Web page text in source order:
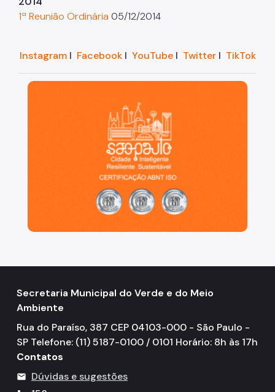
Áreas Contaminadas
Produtos Perigosos
TCA - Termo de Compromisso Ambiental
Fiscalização Ambiental
Defesa e Valorização Ambiental
TAC - Termo de Ajustamento de Conduta
Inventário de GEE
Plano de Ação Climática
Planos
1ª Reunião Ordinária 05/12/2014
InstagramI FacebookI YouTubeI TwitterI TikTok
São Paulo, cidade inteligente, resiliente e sustentável
Secretaria Municipal do Verde e do Meio
Ambiente
Rua do Paraíso, 387 CEP 04103-000 - São Paulo -
SP Telefone: (11) 5187-0100 / 0101 Horário: 8h às 17h
Contatos
mail Dúvidas e sugestões